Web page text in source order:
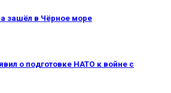
зашёл в Чёрное море
о подготовке НАТО к войне с